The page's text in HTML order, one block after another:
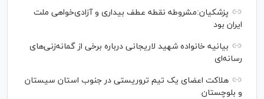
پزشکیان:مشروطه نقطه عطف بیداری و آزادی‌خواهی ملت
ایران بود
بیانیه خانواده شهید لاریجانی درباره برخی از گمانه‌زنی‌های
رسانه‌ای
هلاکت اعضای یک تیم تروریستی در جنوب استان سیستان
و بلوچستان